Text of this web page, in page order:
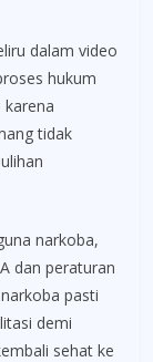
dalam video
hukum
karena
tidak
narkoba,
dan peraturan
pasti
demi
sehat ke